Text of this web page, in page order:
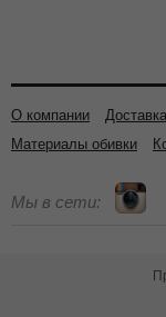
О компании
Материалы обивки
Мы в сети: